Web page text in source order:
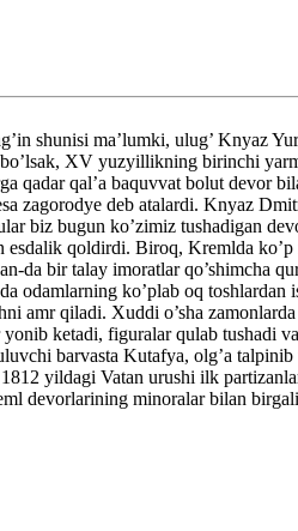
shunisi ma’lumki, ulug’ Knyaz
XV yuzyillikning birinchi
qal’a baquvvat bolut devor
zagorodye deb atalardi. Knyaz
biz bugun ko’zimiz tushadigan
qoldirdi. Biroq, Kremlda ko’p
da bir talay imoratlar qo’shimcha
odamlarning ko’plab oq toshlardan
amr qiladi. Xuddi o’sha
ketadi, figuralar qulab tushadi
barvasta Kutafya, olg’a
yildagi Vatan urushi ilk
devorlarining minoralar bilan